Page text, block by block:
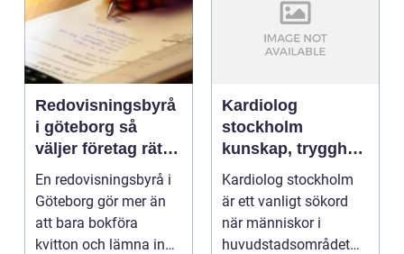
Redovisningsbyrå
i göteborg så
väljer företag rätt
partner för sin
ekonomi
En redovisningsbyrå i
Göteborg gör mer än
att bara bokföra
kvitton och lämna in
Kardiolog
stockholm
kunskap, trygghet
och moderna
hjärnbedömningar
Kardiolog stockholm
är ett vanligt sökord
när människor i
huvudstadsområdet